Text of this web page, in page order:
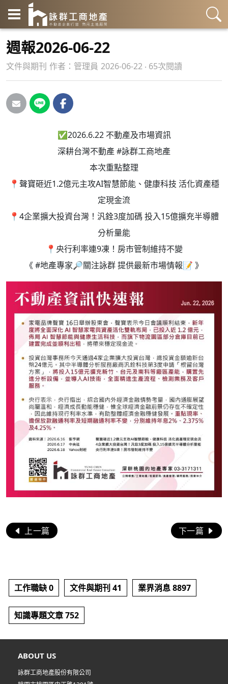
週報2026-06-22
文件與期刊 作者： 管理員 2026-06-22 ‧ 65次閱讀
✅2026.6.22 不動產及市場資訊
深耕台灣不動產 #詠群工商地產
本次重點整理
📍聲寶砸近1.2億元主攻AI智慧節能、健康科技 活化資產穩
定現金流
📍4企業擴大投資台灣！汎銓3度加碼 投入15億擴充半導體
分析量能
📍央行利率連9凍！房市管制維持不變
《 #地產專家🔎關注詠群 提供最新市場情報📝 》
上一篇 下一篇
工作職缺 0 文件與期刊 41 業界消息 8897
知識專題文章 752
ABOUT US
詠群工商地產股份有限公司